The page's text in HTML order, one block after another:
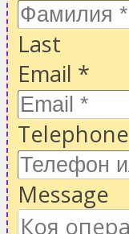
Last
Email *
Telephone
Message